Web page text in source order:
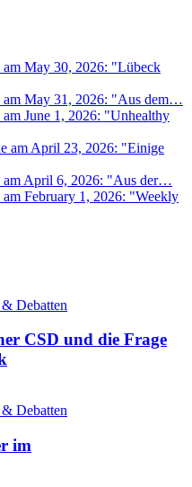
Debatten
CSD und die Frage
Debatten
im